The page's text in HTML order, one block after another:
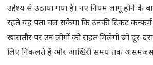
उद्देश्य से उठाया गया है। नए नियम लागू होने के
रहते यह पता चल सकेगा कि उनकी टिकट
खासतौर पर उन लोगों को राहत मिलेगी जो दूर-
लिए निकलते हैं और आखिरी समय तक असमंजस